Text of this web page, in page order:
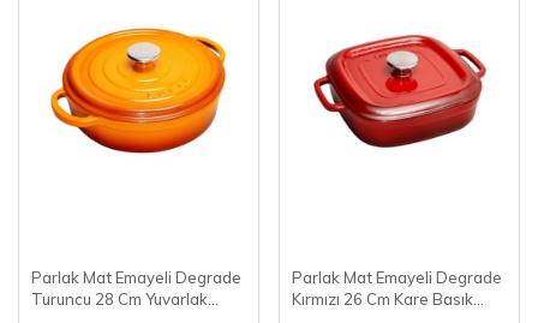
Parlak Mat Emayeli Degrade
Turuncu 28 Cm Yuvarlak
Parlak Mat Emayeli Degrade
Kırmızı 26 Cm Kare Basık